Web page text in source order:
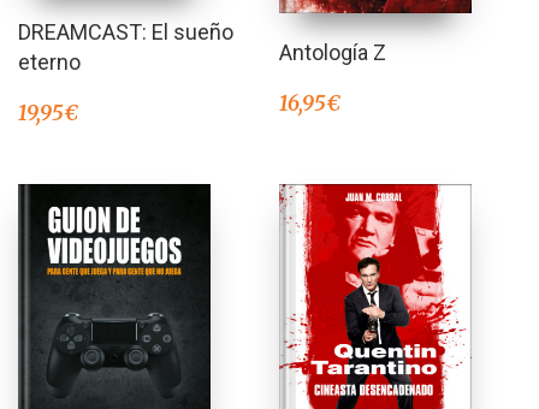
DREAMCAST: El sueño
eterno
19,95€
Antología Z
16,95€